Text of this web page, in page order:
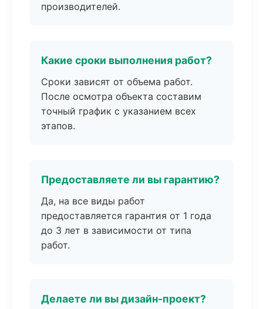
производителей.
Какие сроки выполнения работ?
Сроки зависят от объема работ.
После осмотра объекта составим
точный график с указанием всех
этапов.
Предоставляете ли вы гарантию?
Да, на все виды работ
предоставляется гарантия от 1 года
до 3 лет в зависимости от типа
работ.
Делаете ли вы дизайн-проект?